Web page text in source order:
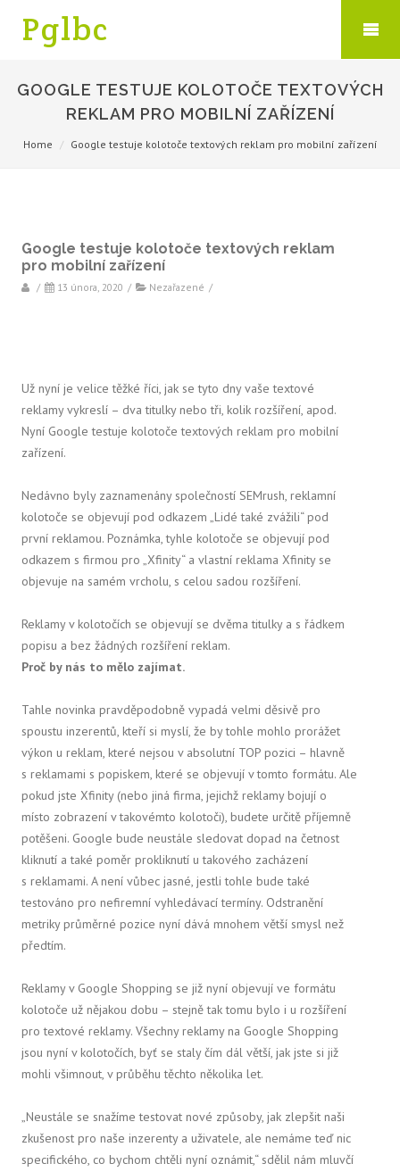
Pglbc
GOOGLE TESTUJE KOLOTOČE TEXTOVÝCH
REKLAM PRO MOBILNÍ ZAŘÍZENÍ
Home Google testuje kolotoče textových reklam pro mobilní zařízení
Google testuje kolotoče textových reklam
pro mobilní zařízení
/ 13 února, 2020 / Nezařazené /
Už nyní je velice těžké říci, jak se tyto dny vaše textové
reklamy vykreslí – dva titulky nebo tři, kolik rozšíření, apod.
Nyní Google testuje kolotoče textových reklam pro mobilní
zařízení.
Nedávno byly zaznamenány společností SEMrush, reklamní
kolotoče se objevují pod odkazem „Lidé také zvážili“ pod
první reklamou. Poznámka, tyhle kolotoče se objevují pod
odkazem s firmou pro „Xfinity“ a vlastní reklama Xfinity se
objevuje na samém vrcholu, s celou sadou rozšíření.
Reklamy v kolotočích se objevují se dvěma titulky a s řádkem
popisu a bez žádných rozšíření reklam.
Proč by nás to mělo zajímat.
Tahle novinka pravděpodobně vypadá velmi děsivě pro
spoustu inzerentů, kteří si myslí, že by tohle mohlo prorážet
výkon u reklam, které nejsou v absolutní TOP pozici – hlavně
s reklamami s popiskem, které se objevují v tomto formátu. Ale
pokud jste Xfinity (nebo jiná firma, jejichž reklamy bojují o
místo zobrazení v takovémto kolotoči), budete určitě příjemně
potěšeni. Google bude neustále sledovat dopad na četnost
kliknutí a také poměr prokliknutí u takového zacházení
s reklamami. A není vůbec jasné, jestli tohle bude také
testováno pro nefiremní vyhledávací termíny. Odstranění
metriky průměrné pozice nyní dává mnohem větší smysl než
předtím.
Reklamy v Google Shopping se již nyní objevují ve formátu
kolotoče už nějakou dobu – stejně tak tomu bylo i u rozšíření
pro textové reklamy. Všechny reklamy na Google Shopping
jsou nyní v kolotočích, byť se staly čím dál větší, jak jste si již
mohli všimnout, v průběhu těchto několika let.
„Neustále se snažíme testovat nové způsoby, jak zlepšit naši
zkušenost pro naše inzerenty a uživatele, ale nemáme teď nic
specifického, co bychom chtěli nyní oznámit,“ sdělil nám mluvčí